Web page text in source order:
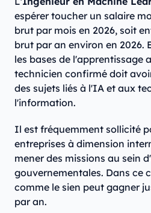
espérer toucher un salaire
brut par mois en 2026, soit
brut par an environ en 2026.
les bases de l'apprentissage
technicien confirmé doit
des sujets liés à l'IA et aux
l'information.
Il est fréquemment sollicité
entreprises à dimension
mener des missions au sein
gouvernementales. Dans ce
comme le sien peut gagner
par an.